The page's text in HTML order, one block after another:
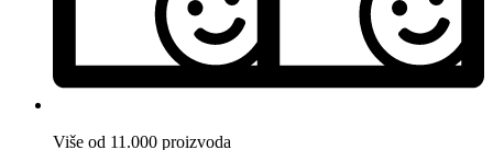
Više od 11.000 proizvoda